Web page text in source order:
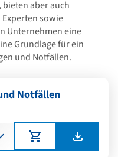
aber auch
sowie
Unternehmen eine
Grundlage für ein
und Notfällen.
Notfällen